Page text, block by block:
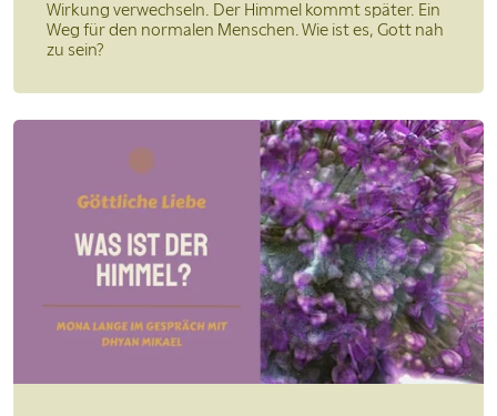
Wirkung verwechseln. Der Himmel kommt später. Ein
Weg für den normalen Menschen. Wie ist es, Gott nah
zu sein?